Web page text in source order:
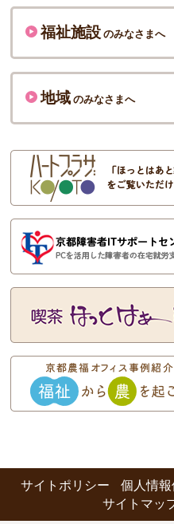
福祉施設のみなさまへ
地域のみなさまへ
サイトポリシー 個人情
サイトマッ